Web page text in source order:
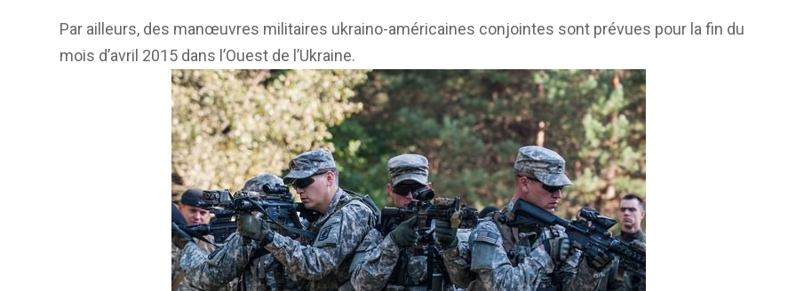
Par ailleurs, des manœuvres militaires ukraino-américaines conjointes sont prévues pour la fin du
mois d’avril 2015 dans l’Ouest de l’Ukraine.